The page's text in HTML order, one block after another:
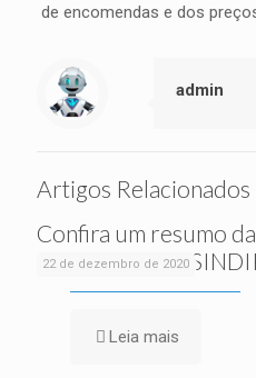
de encomendas e dos
admin
Artigos Relacionados
22 de dezembro de 2020
Confira um resumo
realizadas pelo
Leia mais